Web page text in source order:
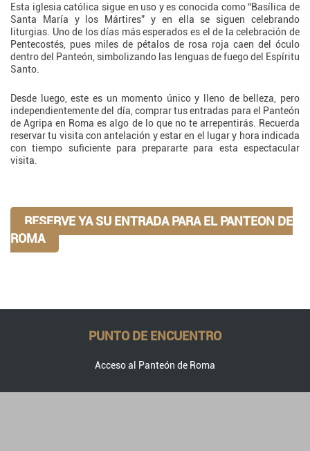
Esta iglesia católica sigue en uso y es conocida como “Basílica de
Santa María y los Mártires” y en ella se siguen celebrando
liturgias. Uno de los días más esperados es el de la celebración de
Pentecostés, pues miles de pétalos de rosa roja caen del óculo
dentro del Panteón, simbolizando las lenguas de fuego del Espíritu
Santo.
Desde luego, este es un momento único y lleno de belleza, pero
independientemente del día, comprar tus entradas para el Panteón
de Agripa en Roma es algo de lo que no te arrepentirás. Recuerda
reservar tu visita con antelación y estar en el lugar y hora indicada
con tiempo suficiente para prepararte para esta espectacular
visita.
RESERVE YA SU ENTRADA PARA EL PANTEON DE
ROMA
PUNTO DE ENCUENTRO
Acceso al Panteón de Roma